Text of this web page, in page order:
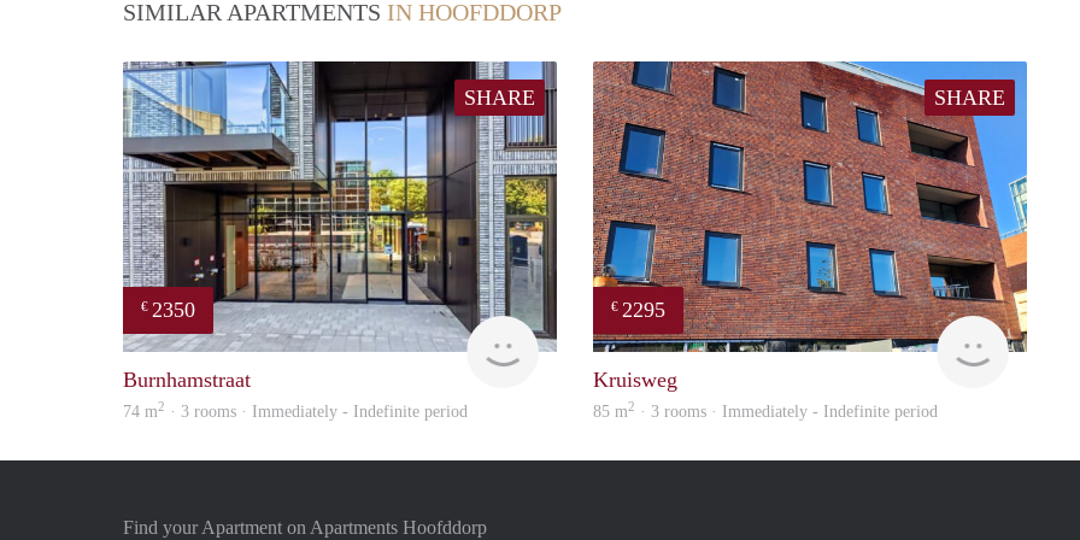
SIMILAR APARTMENTS IN HOOFDDORP
SHARE
€ 2350
Allround
Burnhamstraat
74 m2 · 3 rooms · Immediately - Indefinite period
SHARE
€ 2295
Allround
Kruisweg
85 m2 · 3 rooms · Immediately - Indefinite period
Find your Apartment on Apartments Hoofddorp